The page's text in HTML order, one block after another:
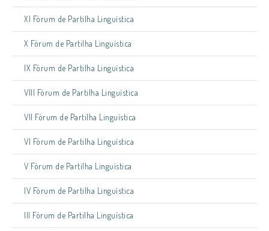
XI Fórum de Partilha Linguística
X Fórum de Partilha Linguística
IX Fórum de Partilha Linguística
VIII Fórum de Partilha Linguística
VII Fórum de Partilha Linguística
VI Fórum de Partilha Linguística
V Fórum de Partilha Linguística
IV Fórum de Partilha Linguística
III Fórum de Partilha Linguística